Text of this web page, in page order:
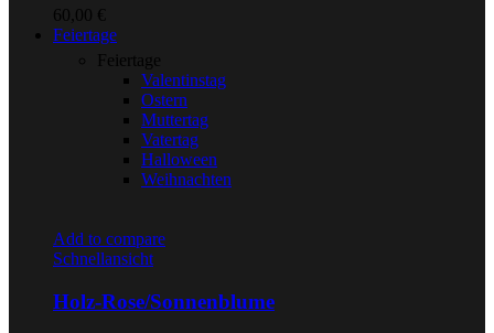
60,00 €
Feiertage
Feiertage
Valentinstag
Ostern
Muttertag
Vatertag
Halloween
Weihnachten
Add to compare
Schnellansicht
Holz-Rose/Sonnenblume